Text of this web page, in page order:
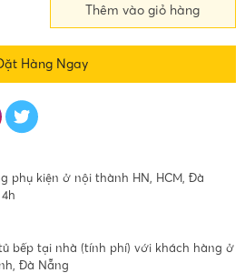
Thêm vào giỏ hàng
Hàng Ngay
phụ kiện ở nội thành HN, HCM, Đà
bếp tại nhà (tính phí) với khách hàng ở
Đà Nẵng